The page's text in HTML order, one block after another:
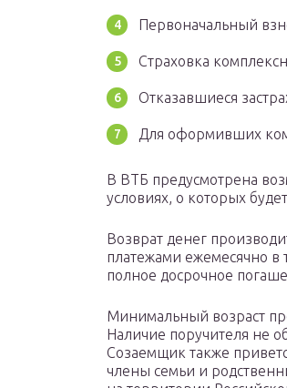
Первоначальный
Страховка
Отказавшиеся
Для оформивших
В ВТБ предусмотрена
условиях, о которых
Возврат денег
платежами ежемесячно в
полное досрочное
Минимальный возраст
Наличие поручителя не
Созаемщик также
члены семьи и